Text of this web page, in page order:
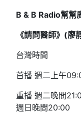
B & B Radio幫幫
《請問醫師》(廖
台灣時間
首播 週二上午
重播 週二晚間
週日晚間20:00